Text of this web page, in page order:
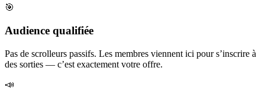
🎯
Audience qualifiée
Pas de scrolleurs passifs. Les membres viennent ici pour s’inscrire à
des sorties — c’est exactement votre offre.
📣